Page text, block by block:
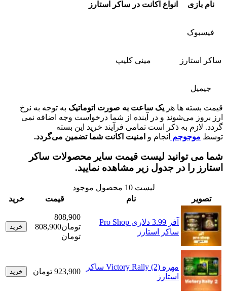
انواع اکانت در ساکر استارز
مینی کلیپ
ها هریک ساعت به صورت اتوماتیکبه توجه به نرخ
می‌شوند و در آینده از شما درخواست وجه اضافه نمی
به ذکر است تمامی فرآیند خرید این بسته
انجام وامنیت اکانت شما تضمین می‌گردد.
توانید لیست قیمت سایر محصولات ساکر
را در جدول زیر مشاهده نمایید.
محصول موجود
خرید
آفر 3.99 دلاری Pro Shop
ساکر استارز
تومان
808,900
خرید
مهره Victory Rally (2) ساکر
استارز
923,900 تومان خرید